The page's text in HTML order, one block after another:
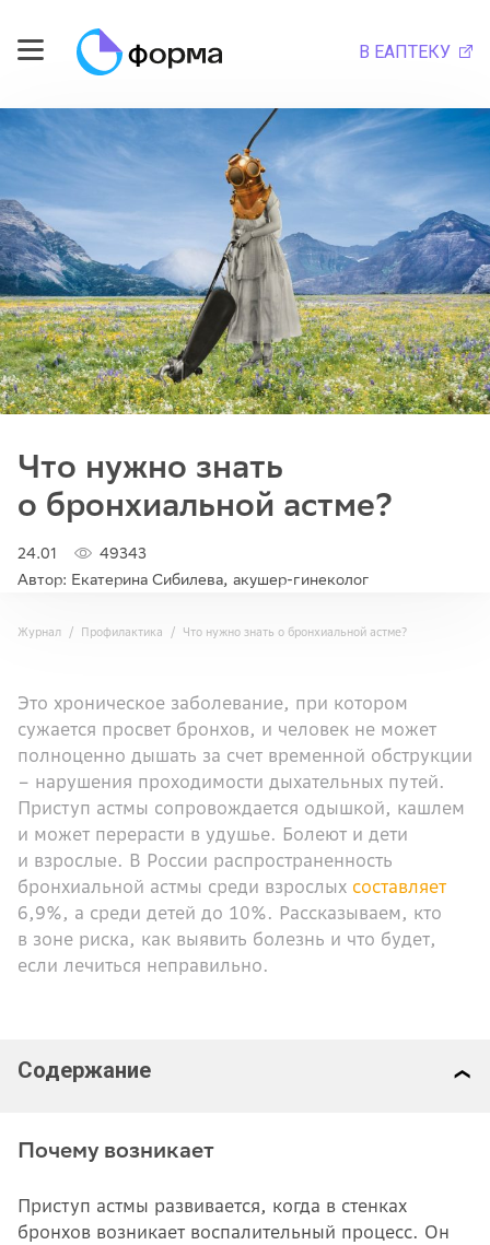
В ЕАПТЕКУ
Что нужно знать
о бронхиальной астме?
24.01
49343
Автор: Екатерина Сибилева, акушер-гинеколог
Журнал Профилактика Что нужно знать о бронхиальной астме?
Это хроническое заболевание, при котором
сужается просвет бронхов, и человек не может
полноценно дышать за счет временной обструкции
– нарушения проходимости дыхательных путей.
Приступ астмы сопровождается одышкой, кашлем
и может перерасти в удушье. Болеют и дети
и взрослые. В России распространенность
бронхиальной астмы среди взрослых составляет
6,9%, а среди детей до 10%. Рассказываем, кто
в зоне риска, как выявить болезнь и что будет,
если лечиться неправильно.
Содержание
Почему возникает
Приступ астмы развивается, когда в стенках
бронхов возникает воспалительный процесс. Он